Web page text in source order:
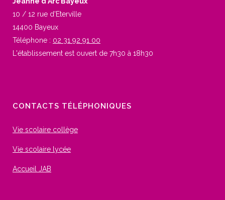
10 / 12 rue d'Eterville
14400 Bayeux
Téléphone : 02 31 92 91 00
L'établissement est ouvert de 7h30 à 18h30
CONTACTS TÉLÉPHONIQUES
Vie scolaire collège
Vie scolaire lycée
Accueil JAB